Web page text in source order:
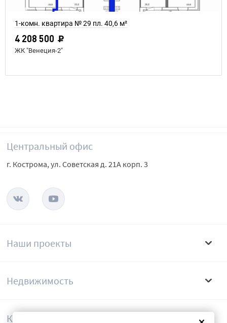
1-комн. квартира № 29 пл. 40,6 м²
4 208 500
ЖК "Венеция-2"
Наши проекты
Недвижимость
Компания
Центральный офис
г. Кострома, ул. Советская д. 21А корп. 3